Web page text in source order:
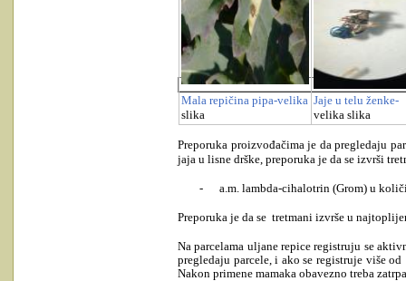
Mala repičina pipa-velika
slika
Jaje u telu ženke-
velika slika
Preporuka proizvođačima je da pregledaju
jaja u lisne drške, preporuka je da se izvrši
- a.m. lambda-cihalotrin (Grom) u
Preporuka je da se tretmani izvrše u
Na parcelama uljane repice registruju se
pregledaju parcele, i ako se registruje više
Nakon primene mamaka obavezno treba